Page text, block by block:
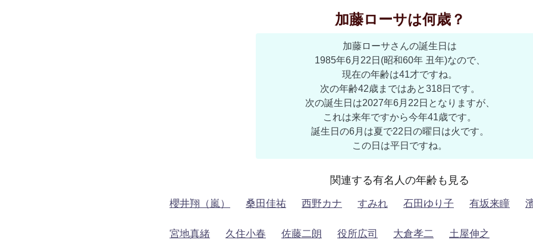
加藤ローサは何歳？
加藤ローサさんの誕生日は
1985年6月22日(昭和60年 丑年)なので、
現在の年齢は41才ですね。
次の年齢42歳まではあと318日です。
次の誕生日は2027年6月22日となりますが、
これは来年ですから今年41歳です。
誕生日の6月は夏で22日の曜日は火です。
この日は平日ですね。
関連する有名人の年齢も見る
櫻井翔（嵐） 桑田佳祐 西野カナ すみれ 石田ゆり子 有坂来瞳
宮地真緒 久住小春 佐藤二朗 役所広司 大倉孝二 土屋伸之